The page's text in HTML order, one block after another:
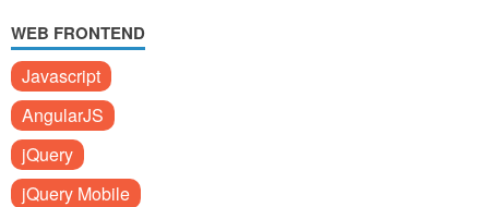
WEB FRONTEND
Javascript
AngularJS
jQuery
jQuery Mobile